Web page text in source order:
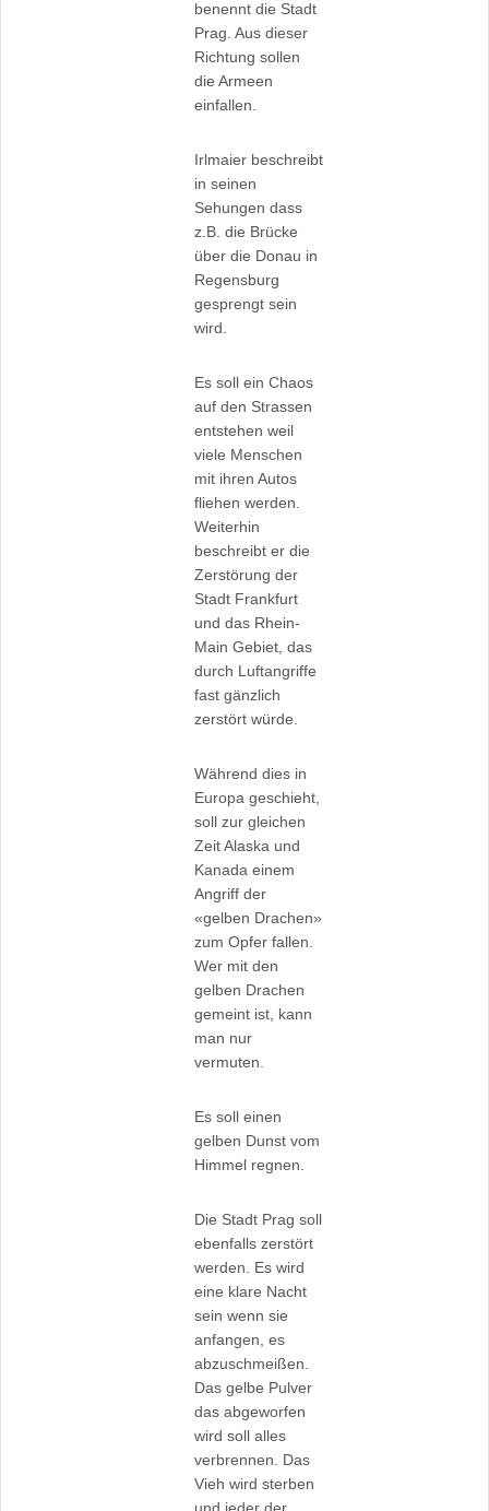
benennt die Stadt
Prag. Aus dieser
Richtung sollen
die Armeen
einfallen.
Irlmaier beschreibt
in seinen
Sehungen dass
z.B. die Brücke
über die Donau in
Regensburg
gesprengt sein
wird.
Es soll ein Chaos
auf den Strassen
entstehen weil
viele Menschen
mit ihren Autos
fliehen werden.
Weiterhin
beschreibt er die
Zerstörung der
Stadt Frankfurt
und das Rhein-
Main Gebiet, das
durch Luftangriffe
fast gänzlich
zerstört würde.
Während dies in
Europa geschieht,
soll zur gleichen
Zeit Alaska und
Kanada einem
Angriff der
«gelben Drachen»
zum Opfer fallen.
Wer mit den
gelben Drachen
gemeint ist, kann
man nur
vermuten.
Es soll einen
gelben Dunst vom
Himmel regnen.
Die Stadt Prag soll
ebenfalls zerstört
werden. Es wird
eine klare Nacht
sein wenn sie
anfangen, es
abzuschmeißen.
Das gelbe Pulver
das abgeworfen
wird soll alles
verbrennen. Das
Vieh wird sterben